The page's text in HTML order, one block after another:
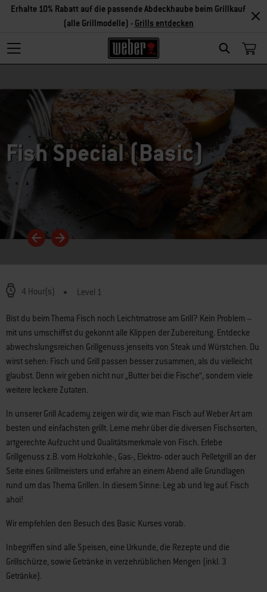
Search
Erhalte 10% Rabatt auf die passende Abdeckhaube beim Grillkauf
(alle Grillmodelle) - Grills entdecken
Fish Special (Basic)
4 Hour(s) Level 1
Bist du beim Thema Fisch noch Leichtmatrose am Grill? Kein Problem –
mit uns umschiffst du gekonnt alle Klippen der Zubereitung. Entdecke
abwechslungsreichen Grillgenuss jenseits von Steak und Würstchen. Du
wirst sehen: Fisch und Grill passen besser zusammen, als du vielleicht
glaubst. Denn wir geben nicht nur „Butter bei die Fische“, sondern viele
weitere leckere Zutaten.
In unserer Grill Academy zeigen wir dir, wie man Fisch auf Weber Art am
besten und einfachsten grillt. Lerne mehr über die diversen Fischsorten,
artgerechte Aufzucht und Qualitätsmerkmale von Fisch. Erlebe
Grillgenuss z.B. vom Holzkohle-, Gas-, Elektro- oder auch Pelletgrill an der
Seite eines Grillmeisters und erfahre an einem Abend alle Grundlagen
rund um das Thema Grillen. In diesem Sinne: Leg ab und leg auf. Fisch
ahoi!
Wir empfehlen den Besuch des Basic Kurses vorab.
Inbegriffen sind alle Speisen, eine Urkunde, die Rezepte und die
Grillschürze, sowie Getränke in verzehrüblichen Mengen (inkl. 3
Getränke).